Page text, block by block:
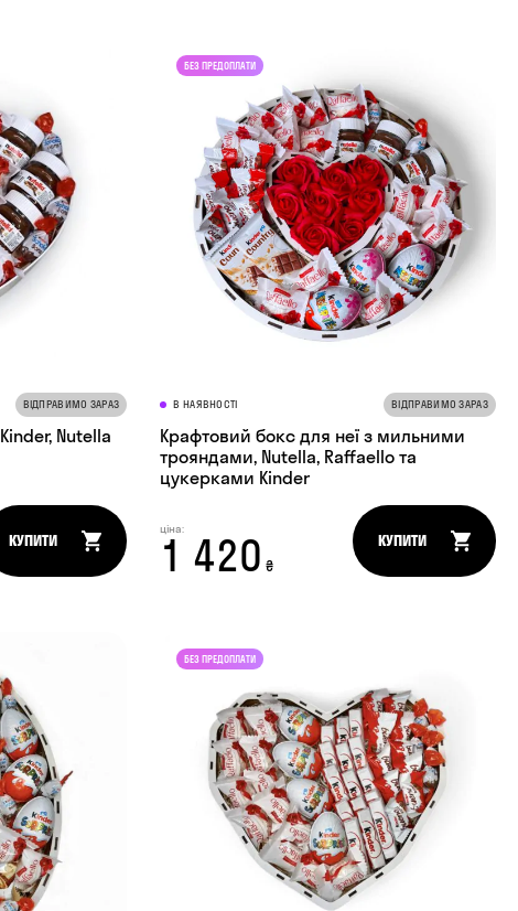
ВІДПРАВИМО ЗАРАЗ
Nutella
КУПИТИ
В НАЯВНОСТІ ВІДПРАВИМО ЗАРАЗ
Крафтовий бокс для неї з мильними
трояндами, Nutella, Raffaello та
цукерками Kinder
ціна:
1 420 ₴
КУПИТИ